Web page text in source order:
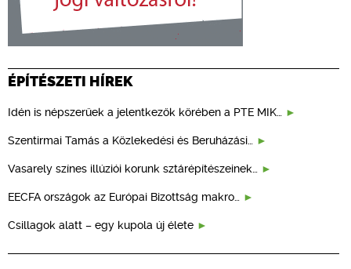
ÉPÍTÉSZETI HÍREK
Idén is népszerűek a jelentkezők körében a PTE MIK…
Szentirmai Tamás a Közlekedési és Beruházási…
Vasarely színes illúziói korunk sztárépítészeinek…
EECFA országok az Európai Bizottság makro…
Csillagok alatt – egy kupola új élete